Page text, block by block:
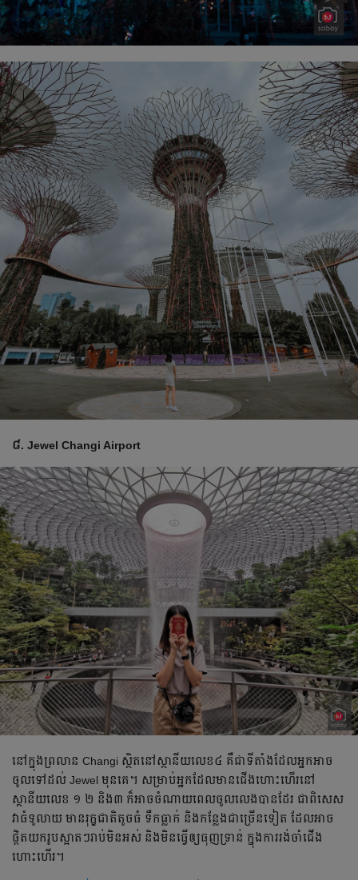
៨. Jewel Changi Airport
​នៅ​ក្នុង​ព្រលាន Changi ស្ថិត​នៅ​ស្ថានីយ​លេខ​៤ គឺ​ជា​ទីតាំង​ដែល​អ្នក​អាច​
ចូល​ទៅ​ដល់ Jewel មុន​គេ។ សម្រាប់​អ្នក​ដែល​មាន​ជើង​ហោះហើរ​​នៅ​
ស្ថានីយ​​លេខ ១ ២ និង​៣ ក៏​អាច​​ចំណាយ​ពេល​ចូល​លេង​បាន​ដែរ ជាពិសេស​
វា​​ធំ​ទូលាយ មាន​​រុក្ខជាតិ​តូច​ធំ ​ទឹក​ធ្លាក់ និង​កន្លែង​ជា​ច្រើន​ទៀត ដែល​​អាច​
ផ្តិត​យក​រូប​ស្អាតៗ​រាប់​មិន​អស់​ និង​មិន​ធ្វើ​ឲ្យ​ធុញ​​ទ្រាន់​ ក្នុង​ការ​រង់​ចាំ​ជើង​
ហោះ​ហើរ​​​។